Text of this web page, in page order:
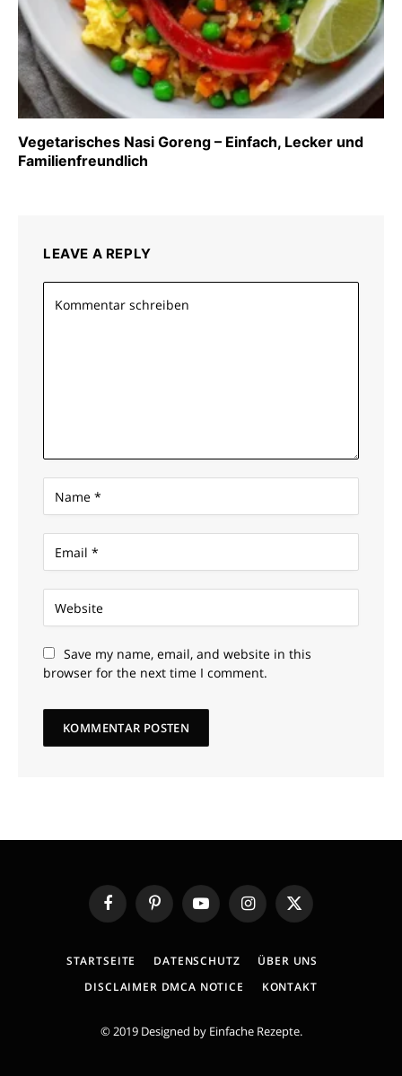
Vegetarisches Nasi Goreng – Einfach, Lecker und
Familienfreundlich
LEAVE A REPLY
Save my name, email, and website in this
browser for the next time I comment.
FacebookPinterestYouTubeInstagram
X
(Twitter)
STARTSEITE DATENSCHUTZ
ÜBER UNS
DISCLAIMER DMCA NOTICE
KONTAKT
© 2019 Designed by Einfache Rezepte.